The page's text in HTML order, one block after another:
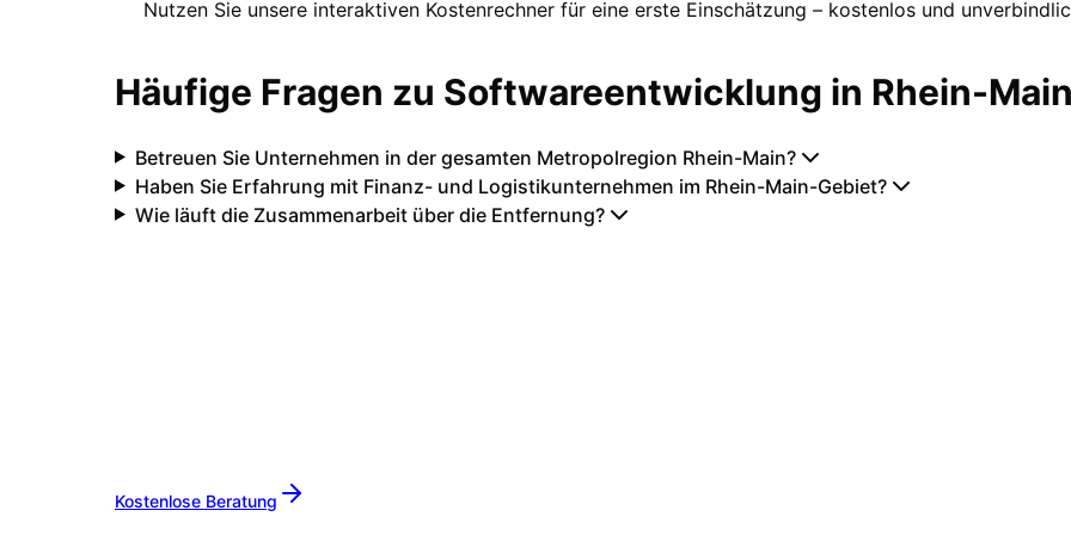
Nutzen Sie unsere interaktiven Kostenrechner für eine erste Einschätzung – kostenlos und
Häufige Fragen zu Softwareentwicklung in Rhein-Main
Betreuen Sie Unternehmen in der gesamten Metropolregion Rhein-Main?
Haben Sie Erfahrung mit Finanz- und Logistikunternehmen im Rhein-Main-Gebiet?
Wie läuft die Zusammenarbeit über die Entfernung?
Kostenlose Beratung